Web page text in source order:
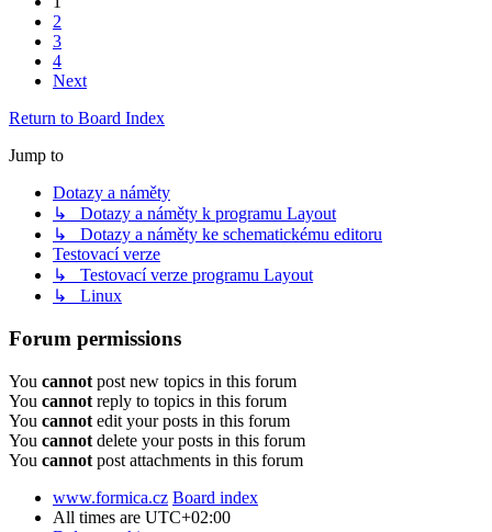
2
3
4
Next
Return to Board Index
Jump to
Dotazy a náměty
↳ Dotazy a náměty k programu Layout
↳ Dotazy a náměty ke schematickému editoru
Testovací verze
↳ Testovací verze programu Layout
↳ Linux
Forum permissions
You cannot post new topics in this forum
You cannot reply to topics in this forum
You cannot edit your posts in this forum
You cannot delete your posts in this forum
You cannot post attachments in this forum
www.formica.cz Board index
All times are UTC+02:00